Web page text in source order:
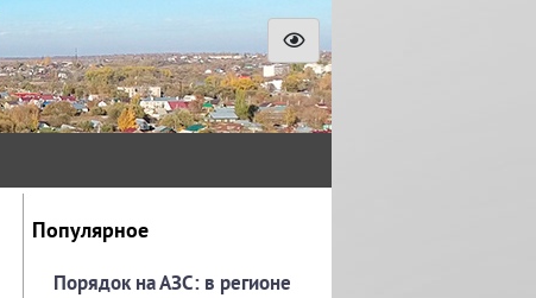
Популярное
Порядок на АЗС: в регионе